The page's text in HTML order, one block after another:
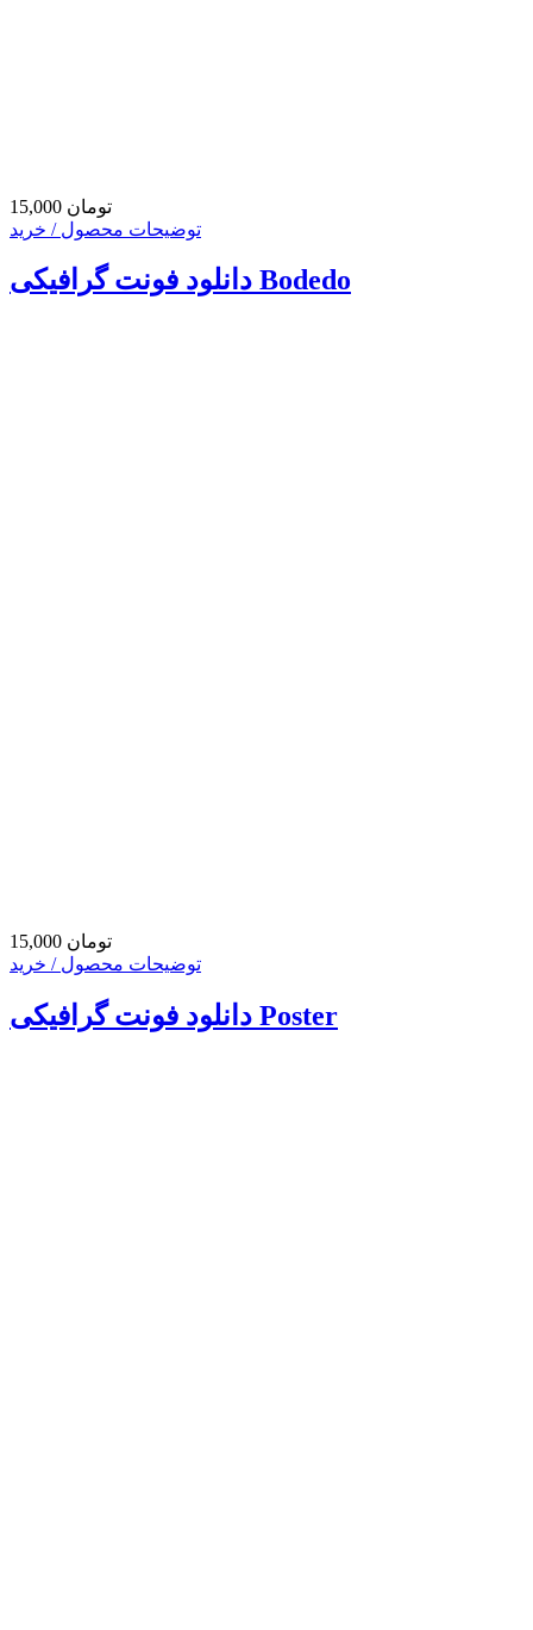
15,000 تومان
توضیحات محصول / خرید
دانلود فونت گرافیکی Bodedo
15,000 تومان
توضیحات محصول / خرید
دانلود فونت گرافیکی Poster